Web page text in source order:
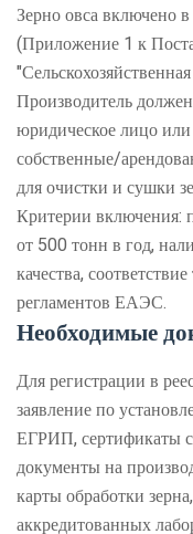
Зерно овса включено
(Приложение 1 к
Производитель
юридическое лицо
собственные/
для очистки и сушки
Критерии включения:
от 500 тонн в год,
качества,
регламентов ЕАЭС.
Необходимые
Для регистрации в
заявление по
ЕГРИП, сертификаты
документы на
карты обработки
аккредитованных